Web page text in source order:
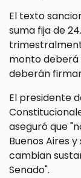
El texto
suma fija de
monto deberá
deberán firmar
El presidente
aseguró que
Buenos Aires
cambian
Senado".